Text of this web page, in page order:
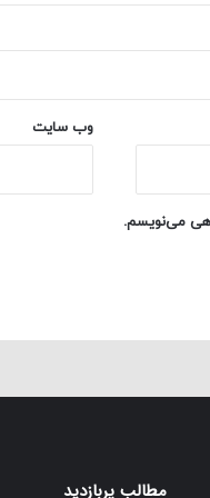
وب‌ سایت
می‌نویسم.
مطالب پربازدید